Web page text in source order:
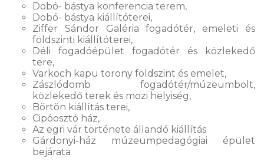
Dobó- bástya konferencia terem,
Dobó- bástya kiállítóterei,
Ziffer Sándor Galéria fogadótér, emeleti és
földszinti kiállítóterei,
Déli fogadóépület fogadótér és közlekedő
tere,
Varkoch kapu torony földszint és emelet,
Zászlódomb fogadótér/múzeumbolt,
közlekedő terek és mozi helyiség,
Börtön kiállítás terei,
Cipóosztó ház,
Az egri vár története állandó kiállítás
Gárdonyi-ház múzeumpedagógiai épület
bejárata